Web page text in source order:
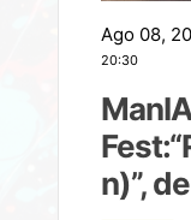
Ago 08,
20:30
n)”,